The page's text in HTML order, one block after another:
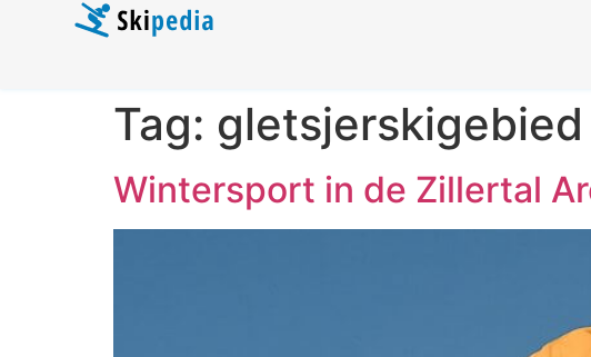
Tag: gletsjerskigebied
Wintersport in de Zillertal